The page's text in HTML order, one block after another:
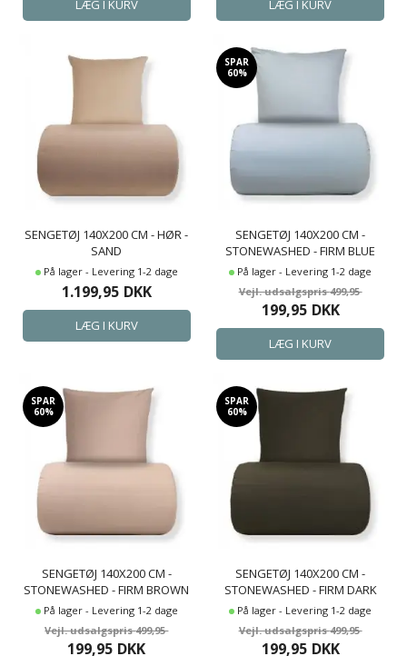
SENGETØJ 140X200 CM - HØR -
SAND
På lager - Levering 1-2 dage
1.199,95 DKK
SPAR
60%
SENGETØJ 140X200 CM -
STONEWASHED - FIRM BLUE
På lager - Levering 1-2 dage
499,95
199,95 DKK
SPAR
60%
SENGETØJ 140X200 CM -
STONEWASHED - FIRM BROWN
På lager - Levering 1-2 dage
499,95
199,95 DKK
SPAR
60%
SENGETØJ 140X200 CM -
STONEWASHED - FIRM DARK
BROWN
På lager - Levering 1-2 dage
499,95
199,95 DKK